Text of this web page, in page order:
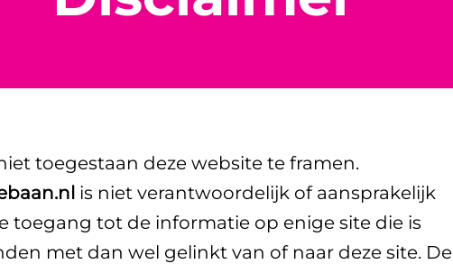
toegestaan deze website te framen.
is niet verantwoordelijk of aansprakelijk
toegang tot de informatie op enige site die is
met dan wel gelinkt van of naar deze site. De